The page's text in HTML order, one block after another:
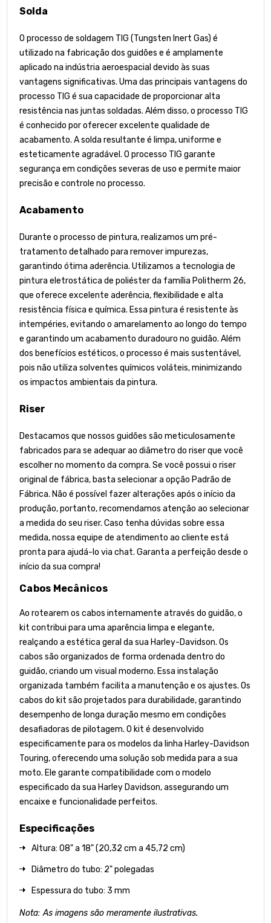
Solda
O processo de soldagem TIG (Tungsten Inert Gas) é
utilizado na fabricação dos guidões e é amplamente
aplicado na indústria aeroespacial devido às suas
vantagens significativas. Uma das principais vantagens do
processo TIG é sua capacidade de proporcionar alta
resistência nas juntas soldadas. Além disso, o processo TIG
é conhecido por oferecer excelente qualidade de
acabamento. A solda resultante é limpa, uniforme e
esteticamente agradável. O processo TIG garante
segurança em condições severas de uso e permite maior
precisão e controle no processo.
Acabamento
Durante o processo de pintura, realizamos um pré-
tratamento detalhado para remover impurezas,
garantindo ótima aderência. Utilizamos a tecnologia de
pintura eletrostática de poliéster da família Politherm 26,
que oferece excelente aderência, flexibilidade e alta
resistência física e química. Essa pintura é resistente às
intempéries, evitando o amarelamento ao longo do tempo
e garantindo um acabamento duradouro no guidão. Além
dos benefícios estéticos, o processo é mais sustentável,
pois não utiliza solventes químicos voláteis, minimizando
os impactos ambientais da pintura.
Riser
Destacamos que nossos guidões são meticulosamente
fabricados para se adequar ao diâmetro do riser que você
escolher no momento da compra. Se você possui o riser
original de fábrica, basta selecionar a opção Padrão de
Fábrica. Não é possível fazer alterações após o início da
produção, portanto, recomendamos atenção ao selecionar
a medida do seu riser. Caso tenha dúvidas sobre essa
medida, nossa equipe de atendimento ao cliente está
pronta para ajudá-lo via chat. Garanta a perfeição desde o
início da sua compra!
Cabos Mecânicos
Ao rotearem os cabos internamente através do guidão, o
kit contribui para uma aparência limpa e elegante,
realçando a estética geral da sua Harley-Davidson. Os
cabos são organizados de forma ordenada dentro do
guidão, criando um visual moderno. Essa instalação
organizada também facilita a manutenção e os ajustes. Os
cabos do kit são projetados para durabilidade, garantindo
desempenho de longa duração mesmo em condições
desafiadoras de pilotagem. O kit é desenvolvido
especificamente para os modelos da linha Harley-Davidson
Touring, oferecendo uma solução sob medida para a sua
moto. Ele garante compatibilidade com o modelo
especificado da sua Harley Davidson, assegurando um
encaixe e funcionalidade perfeitos.
Especificações
Altura: 08" a 18" (20,32 cm a 45,72 cm)
Diâmetro do tubo: 2" polegadas
Espessura do tubo: 3 mm
Nota: As imagens são meramente ilustrativas.